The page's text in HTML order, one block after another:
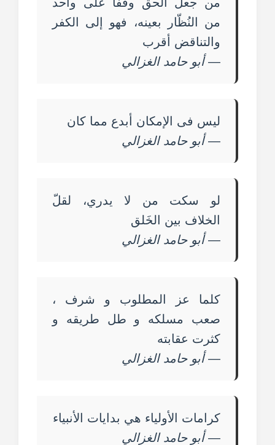
من النُظّار بعينه، فهو إلى الكفر
والتناقض أقرب
—أبو حامد الغزالي
ليس فى الإمكان أبدع مما كان
—أبو حامد الغزالي
لو سكت من لا يدري، لقلّ
الخلاف بين الخَلق
—أبو حامد الغزالي
كلما عز المطلوب و شرف ،
صعب مسلكه و طل طريقه و
كثرت عقابته
—أبو حامد الغزالي
كرامات الأولياء هي بدايات الأنبياء
—أبو حامد الغزالي